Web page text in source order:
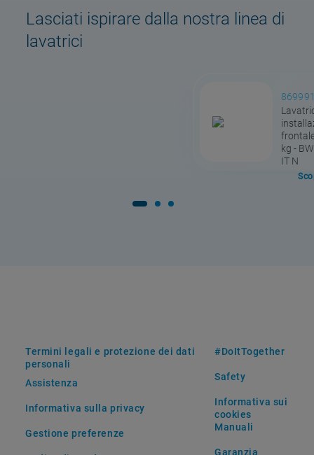
Lasciati ispirare dalla nostra linea di
lavatrici
kg -
IT N
Termini legali e protezione dei dati
personali
Assistenza
Informativa sulla privacy
Gestione preferenze
#DoItTogether
Safety
Informativa sui
cookies
Manuali
Garanzia